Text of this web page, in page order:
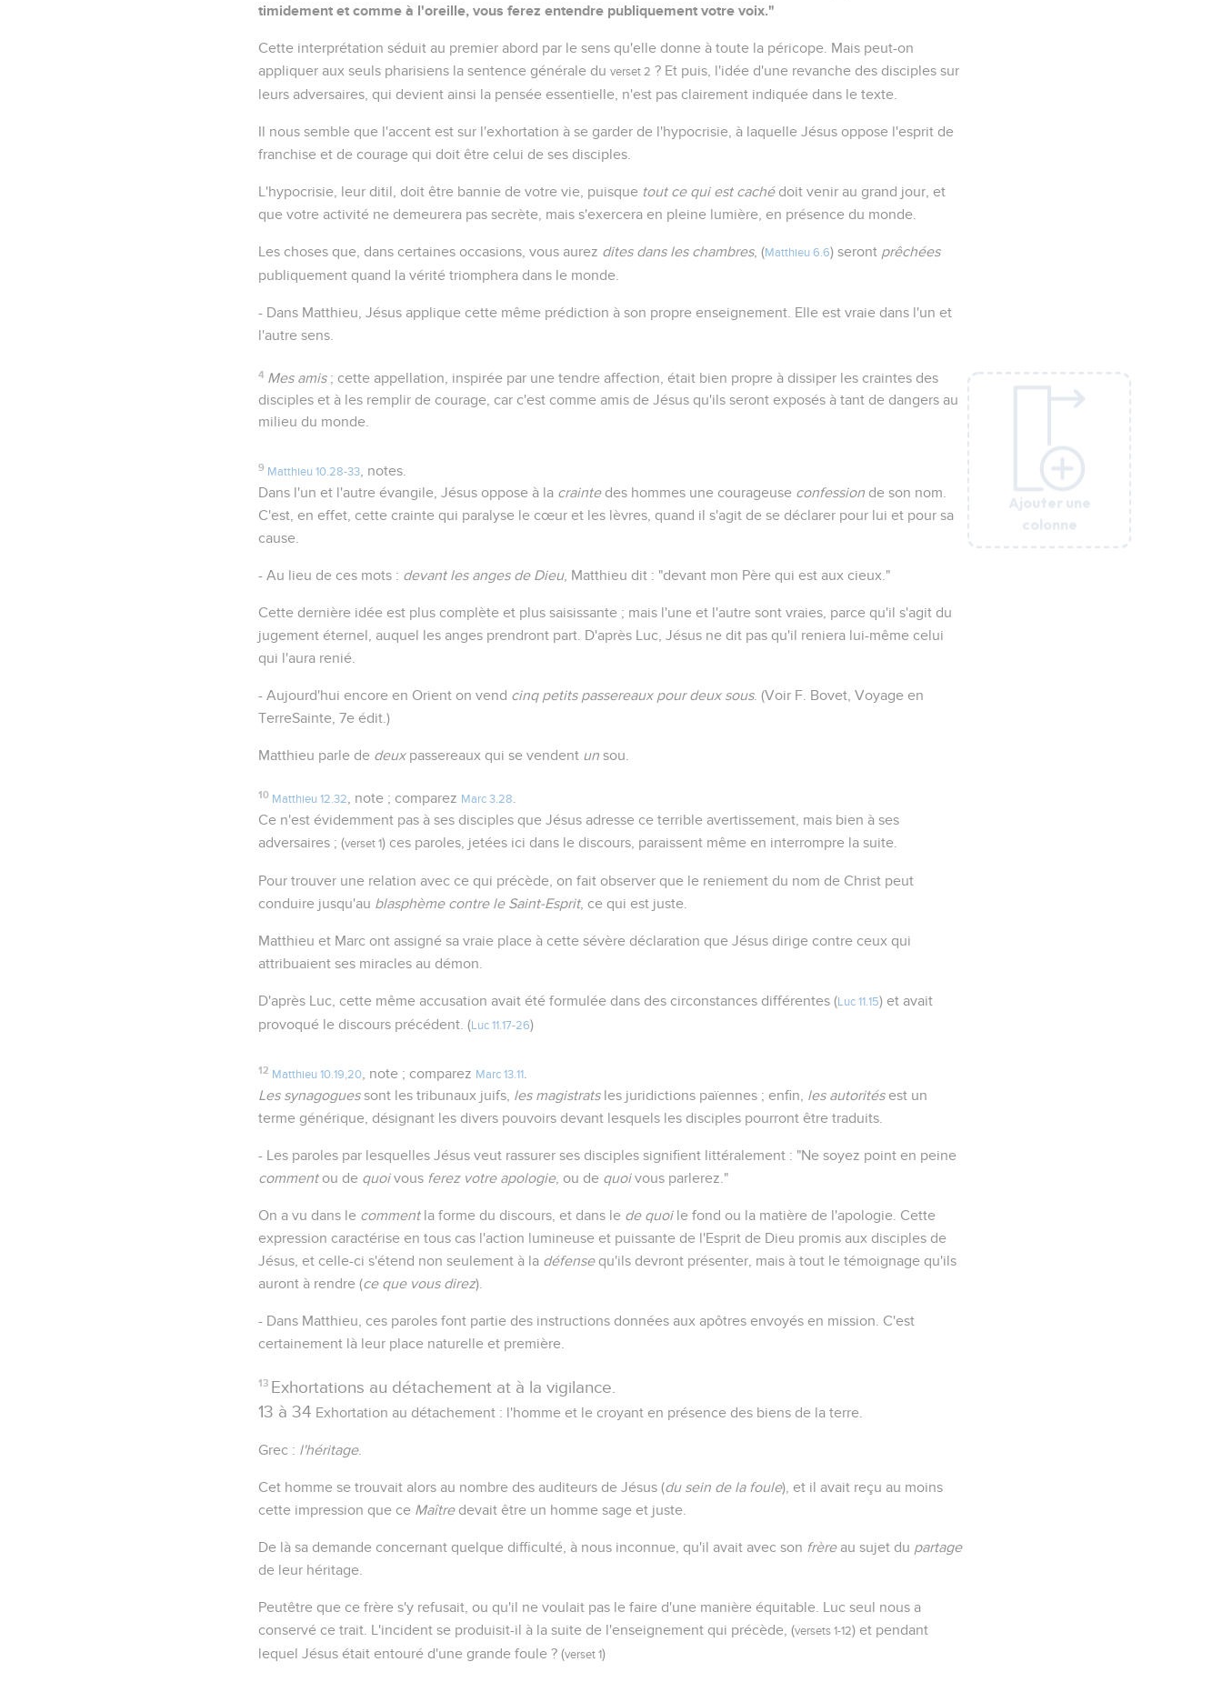
Ajouter une
colonne
timidement et comme à l'oreille, vous ferez entendre publiquement votre voix."
Cette interprétation séduit au premier abord par le sens qu'elle donne à toute la péricope. Mais peut-on
appliquer aux seuls pharisiens la sentence générale du verset 2 ? Et puis, l'idée d'une revanche des disciples sur
leurs adversaires, qui devient ainsi la pensée essentielle, n'est pas clairement indiquée dans le texte.
Il nous semble que l'accent est sur l'exhortation à se garder de l'hypocrisie, à laquelle Jésus oppose l'esprit de
franchise et de courage qui doit être celui de ses disciples.
L'hypocrisie, leur ditil, doit être bannie de votre vie, puisque tout ce qui est cachédoit venir au grand jour, et
que votre activité ne demeurera pas secrète, mais s'exercera en pleine lumière, en présence du monde.
Les choses que, dans certaines occasions, vous aurez dites dans les chambres, (Matthieu 6.6) seront prêchées
publiquement quand la vérité triomphera dans le monde.
- Dans Matthieu, Jésus applique cette même prédiction à son propre enseignement. Elle est vraie dans l'un et
l'autre sens.
4 Mes amis; cette appellation, inspirée par une tendre affection, était bien propre à dissiper les craintes des
disciples et à les remplir de courage, car c'est comme amis de Jésus qu'ils seront exposés à tant de dangers au
milieu du monde.
9 Matthieu 10.28-33
, notes.
Dans l'un et l'autre évangile, Jésus oppose à la craintedes hommes une courageuse confession de son nom.
C'est, en effet, cette crainte qui paralyse le cœur et les lèvres, quand il s'agit de se déclarer pour lui et pour sa
cause.
- Au lieu de ces mots : devant les anges de Dieu, Matthieu dit : "devant mon Père qui est aux cieux."
Cette dernière idée est plus complète et plus saisissante ; mais l'une et l'autre sont vraies, parce qu'il s'agit du
jugement éternel, auquel les anges prendront part. D'après Luc, Jésus ne dit pas qu'il reniera lui-même celui
qui l'aura renié.
- Aujourd'hui encore en Orient on vend cinq petits passereaux pour deux sous. (Voir F. Bovet, Voyage en
TerreSainte, 7e édit.)
Matthieu parle de deuxpassereaux qui se vendent un sou.
10 Matthieu 12.32 , note ; comparez Marc 3.28
Ce n'est évidemment pas à ses disciples que Jésus adresse ce terrible avertissement, mais bien à ses
adversaires ; (verset 1) ces paroles, jetées ici dans le discours, paraissent même en interrompre la suite.
Pour trouver une relation avec ce qui précède, on fait observer que le reniement du nom de Christ peut
conduire jusqu'au blasphème contre le Saint-Esprit, ce qui est juste.
Matthieu et Marc ont assigné sa vraie place à cette sévère déclaration que Jésus dirige contre ceux qui
attribuaient ses miracles au démon.
D'après Luc, cette même accusation avait été formulée dans des circonstances différentes ( Luc 11.15) et avait
provoqué le discours précédent. ( Luc 11.17-26)
12 Matthieu 10.19,20 , note ; comparez Marc 13.11
Les synagoguessont les tribunaux juifs, les magistratsles juridictions païennes ; enfin, les autoritésest un
terme générique, désignant les divers pouvoirs devant lesquels les disciples pourront être traduits.
- Les paroles par lesquelles Jésus veut rassurer ses disciples signifient littéralement : "Ne soyez point en peine
commentou de quoivous ferez votre apologie, ou de quoivous parlerez."
On a vu dans le commentla forme du discours, et dans le de quoile fond ou la matière de l'apologie. Cette
expression caractérise en tous cas l'action lumineuse et puissante de l'Esprit de Dieu promis aux disciples de
Jésus, et celle-ci s'étend non seulement à la défensequ'ils devront présenter, mais à tout le témoignage qu'ils
auront à rendre (ce que vous direz).
- Dans Matthieu, ces paroles font partie des instructions données aux apôtres envoyés en mission. C'est
certainement là leur place naturelle et première.
13 Exhortations au détachement at à la vigilance.
13 à 34 Exhortation au détachement : l'homme et le croyant en présence des biens de la terre.
Grec : l'héritage.
Cet homme se trouvait alors au nombre des auditeurs de Jésus (du sein de la foule), et il avait reçu au moins
cette impression que ce Maîtredevait être un homme sage et juste.
De là sa demande concernant quelque difficulté, à nous inconnue, qu'il avait avec son frèreau sujet du partage
de leur héritage.
Peutêtre que ce frère s'y refusait, ou qu'il ne voulait pas le faire d'une manière équitable. Luc seul nous a
conservé ce trait. L'incident se produisit-il à la suite de l'enseignement qui précède, (versets 1-12) et pendant
lequel Jésus était entouré d'une grande foule ? (verset 1)
Ajouter une
colonne
Ajouter une
colonne
Ajouter une
colonne
Ajouter une
colonne